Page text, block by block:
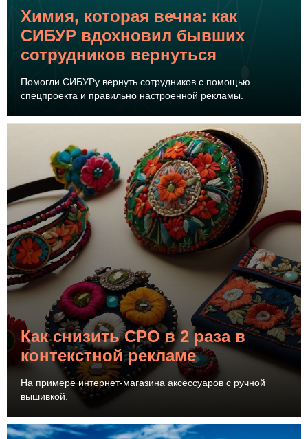
Химия, которая вечна: как
СИБУР вдохновил бывших
сотрудников вернуться
Помогли СИБУРу вернуть сотрудников с помощью
спецпроекта и правильно настроенной рекламы.
Как снизить CPO в 2 раза в
контекстной рекламе
На примере интернет-магазина аксессуаров с ручной
вышивкой.